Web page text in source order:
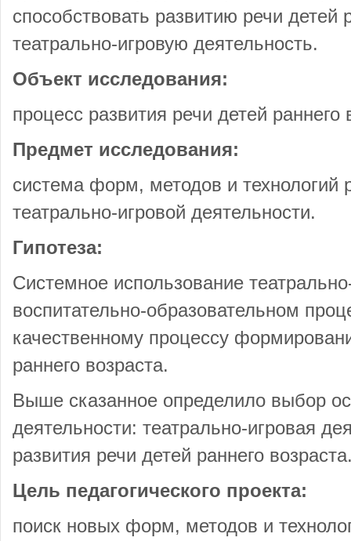
способствовать развитию речи детей
театрально-игровую деятельность.
Объект исследования:
процесс развития речи детей раннего
Предмет исследования:
система форм, методов и технологий
театрально-игровой деятельности.
Гипотеза:
Системное использование
воспитательно-образовательном
качественному процессу
раннего возраста.
Выше сказанное определило выбор
деятельности: театрально-игровая
развития речи детей раннего
Цель педагогического проекта:
поиск новых форм, методов и